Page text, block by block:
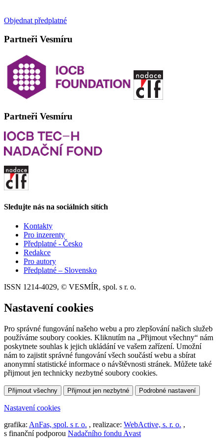
Objednat předplatné
Partneři Vesmíru
Partneři Vesmíru
Sledujte nás na sociálních sítích
Kontakty
Pro inzerenty
Předplatné - Česko
Redakce
Pro autory
Předplatné – Slovensko
ISSN 1214-4029, © VESMÍR, spol. s r. o.
Nastavení cookies
Pro správné fungování našeho webu a pro zlepšování našich služeb
používáme soubory cookies. Kliknutím na „Přijmout všechny“ nám
poskytnete souhlas k jejich ukládání ve vašem zařízení. Umožní
nám to zajistit správné fungování všech součástí webu a sbírat
anonymní statistické informace o návštěvnosti stránek. Můžete také
přijmout jen technicky nezbytné soubory cookies.
Přijmout všechny Přijmout jen nezbytné Podrobné nastavení
Nastavení cookies
grafika: AnFas, spol. s r. o. , realizace: WebActive, s. r. o. ,
s finanční podporou Nadačního fondu Avast